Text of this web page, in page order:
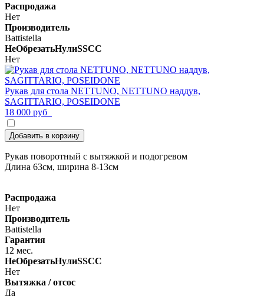
Распродажа
Нет
Производитель
Battistella
НеОбрезатьНулиSSCC
Нет
Рукав для стола NETTUNO, NETTUNO наддув,
SAGITTARIO, POSEIDONE
18 000 руб
Добавить в корзину
Рукав поворотный с вытяжкой и подогревом
Длина 63см, ширина 8-13см
Распродажа
Нет
Производитель
Battistella
Гарантия
12 мес.
НеОбрезатьНулиSSCC
Нет
Вытяжка / отсос
Да